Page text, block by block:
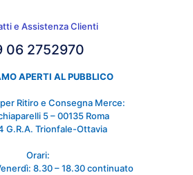
e Assistenza Clienti
06 2752970
APERTI AL PUBBLICO
Ritiro e Consegna Merce:
5 – 00135 Roma
G.R.A. Trionfale-Ottavia
Orari:
8.30 – 18.30 continuato